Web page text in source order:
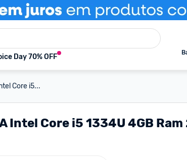
Day 70% OFF
Core i5...
Core i5 1334U 4GB Ram